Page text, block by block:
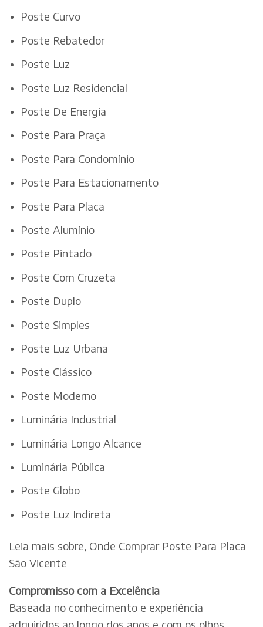
Poste Curvo
Poste Rebatedor
Poste Luz
Poste Luz Residencial
Poste De Energia
Poste Para Praça
Poste Para Condomínio
Poste Para Estacionamento
Poste Para Placa
Poste Alumínio
Poste Pintado
Poste Com Cruzeta
Poste Duplo
Poste Simples
Poste Luz Urbana
Poste Clássico
Poste Moderno
Luminária Industrial
Luminária Longo Alcance
Luminária Pública
Poste Globo
Poste Luz Indireta
Leia mais sobre, Onde Comprar Poste Para Placa
São Vicente
Compromisso com a Excelência
Baseada no conhecimento e experiência